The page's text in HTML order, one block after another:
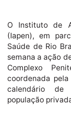
O Instituto de
(Iapen), em
Saúde de Rio
semana a ação
Complexo
coordenada
calendário de
população